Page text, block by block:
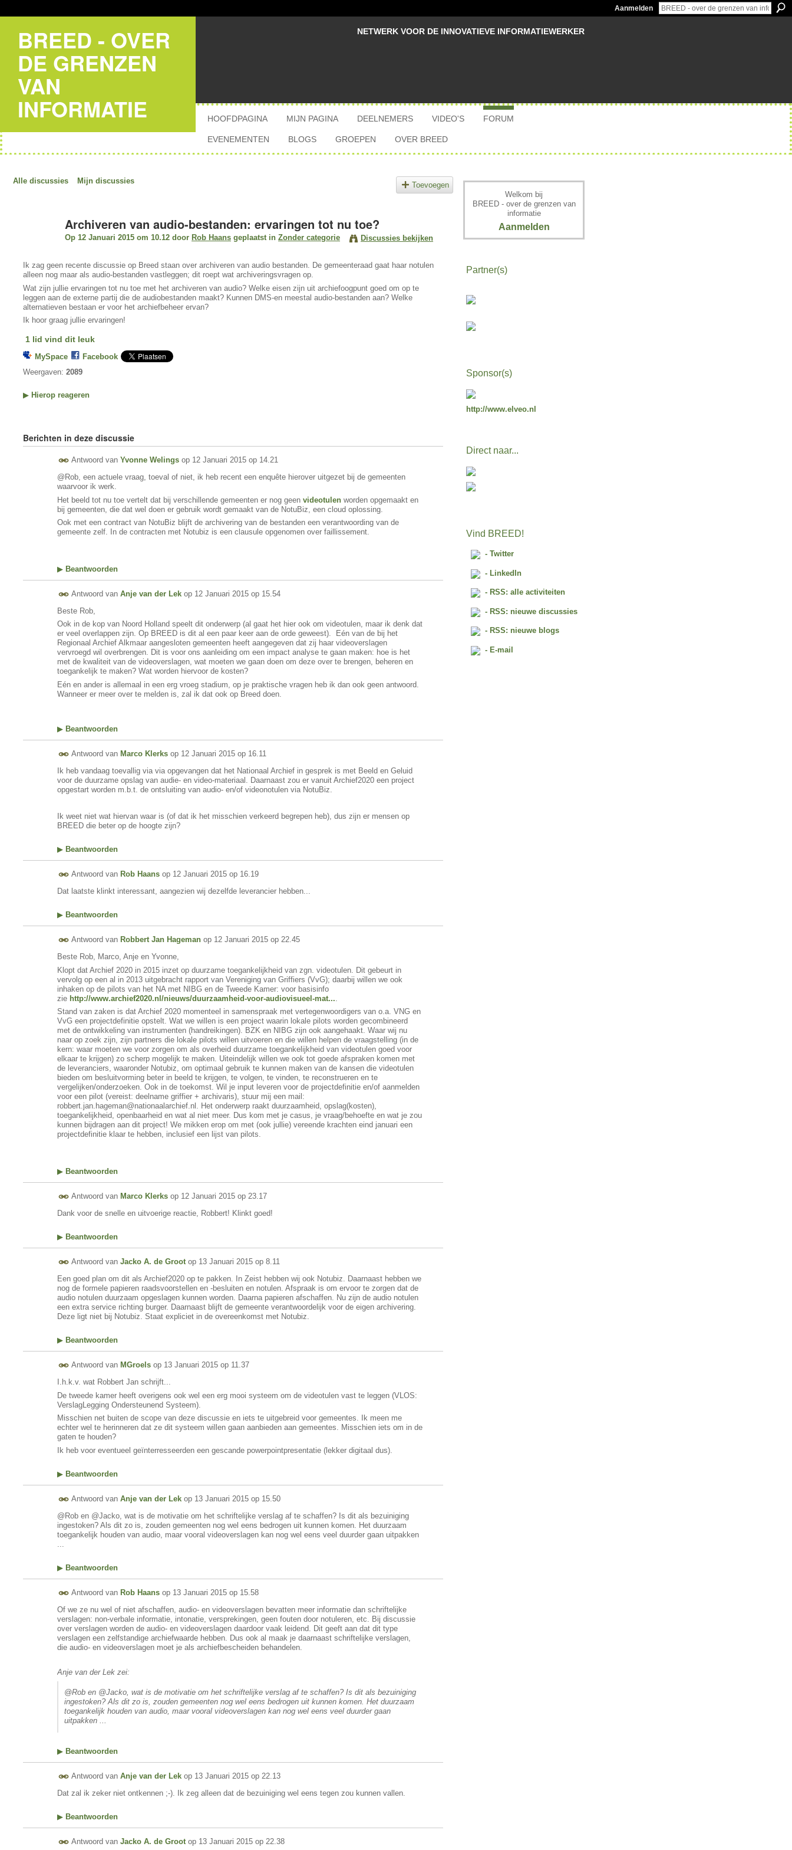
Aanmelden
BREED - OVER
DE GRENZEN
VAN
INFORMATIE
NETWERK VOOR DE INNOVATIEVE INFORMATIEWERKER
HOOFDPAGINA MIJN PAGINA DEELNEMERS VIDEO'S FORUM
EVENEMENTEN BLOGS GROEPEN OVER BREED
Alle discussies Mijn discussies Toevoegen
Archiveren van audio-bestanden: ervaringen tot nu toe?
Op 12 Januari 2015 om 10.12 door Rob Haans geplaatst in Zonder categorie Discussies bekijken
Ik zag geen recente discussie op Breed staan over archiveren van audio bestanden. De gemeenteraad gaat haar notulen
alleen nog maar als audio-bestanden vastleggen; dit roept wat archiveringsvragen op.
Wat zijn jullie ervaringen tot nu toe met het archiveren van audio? Welke eisen zijn uit archiefoogpunt goed om op te
leggen aan de externe partij die de audiobestanden maakt? Kunnen DMS-en meestal audio-bestanden aan? Welke
alternatieven bestaan er voor het archiefbeheer ervan?
Ik hoor graag jullie ervaringen!
1 lid vind dit leuk
MySpace
Facebook
Weergaven: 2089
▶ Hierop reageren
Berichten in deze discussie
Antwoord van Yvonne Welings op 12 Januari 2015 op 14.21
@Rob, een actuele vraag, toeval of niet, ik heb recent een enquête hierover uitgezet bij de gemeenten
waarvoor ik werk.
Het beeld tot nu toe vertelt dat bij verschillende gemeenten er nog geen videotulen worden opgemaakt en
bij gemeenten, die dat wel doen er gebruik wordt gemaakt van de NotuBiz, een cloud oplossing.
Ook met een contract van NotuBiz blijft de archivering van de bestanden een verantwoording van de
gemeente zelf. In de contracten met Notubiz is een clausule opgenomen over faillissement.
▶ Beantwoorden
Antwoord van Anje van der Lek op 12 Januari 2015 op 15.54
Beste Rob,
Ook in de kop van Noord Holland speelt dit onderwerp (al gaat het hier ook om videotulen, maar ik denk dat
er veel overlappen zijn. Op BREED is dit al een paar keer aan de orde geweest). Eén van de bij het
Regionaal Archief Alkmaar aangesloten gemeenten heeft aangegeven dat zij haar videoverslagen
vervroegd wil overbrengen. Dit is voor ons aanleiding om een impact analyse te gaan maken: hoe is het
met de kwaliteit van de videoverslagen, wat moeten we gaan doen om deze over te brengen, beheren en
toegankelijk te maken? Wat worden hiervoor de kosten?
Eén en ander is allemaal in een erg vroeg stadium, op je praktische vragen heb ik dan ook geen antwoord.
Wanneer er meer over te melden is, zal ik dat ook op Breed doen.
▶ Beantwoorden
Antwoord van Marco Klerks op 12 Januari 2015 op 16.11
Ik heb vandaag toevallig via via opgevangen dat het Nationaal Archief in gesprek is met Beeld en Geluid
voor de duurzame opslag van audie- en video-materiaal. Daarnaast zou er vanuit Archief2020 een project
opgestart worden m.b.t. de ontsluiting van audio- en/of videonotulen via NotuBiz.
Ik weet niet wat hiervan waar is (of dat ik het misschien verkeerd begrepen heb), dus zijn er mensen op
BREED die beter op de hoogte zijn?
▶ Beantwoorden
Antwoord van Rob Haans op 12 Januari 2015 op 16.19
Dat laatste klinkt interessant, aangezien wij dezelfde leverancier hebben...
▶ Beantwoorden
Antwoord van Robbert Jan Hageman op 12 Januari 2015 op 22.45
Beste Rob, Marco, Anje en Yvonne,
Klopt dat Archief 2020 in 2015 inzet op duurzame toegankelijkheid van zgn. videotulen. Dit gebeurt in
vervolg op een al in 2013 uitgebracht rapport van Vereniging van Griffiers (VvG); daarbij willen we ook
inhaken op de pilots van het NA met NIBG en de Tweede Kamer: voor basisinfo
zie http://www.archief2020.nl/nieuws/duurzaamheid-voor-audiovisueel-mat...
Stand van zaken is dat Archief 2020 momenteel in samenspraak met vertegenwoordigers van o.a. VNG en
VvG een projectdefinitie opstelt. Wat we willen is een project waarin lokale pilots worden gecombineerd
met de ontwikkeling van instrumenten (handreikingen). BZK en NIBG zijn ook aangehaakt. Waar wij nu
naar op zoek zijn, zijn partners die lokale pilots willen uitvoeren en die willen helpen de vraagstelling (in de
kern: waar moeten we voor zorgen om als overheid duurzame toegankelijkheid van videotulen goed voor
elkaar te krijgen) zo scherp mogelijk te maken. Uiteindelijk willen we ook tot goede afspraken komen met
de leveranciers, waaronder Notubiz, om optimaal gebruik te kunnen maken van de kansen die videotulen
bieden om besluitvorming beter in beeld te krijgen, te volgen, te vinden, te reconstrueren en te
vergelijken/onderzoeken. Ook in de toekomst. Wil je input leveren voor de projectdefinitie en/of aanmelden
voor een pilot (vereist: deelname griffier + archivaris), stuur mij een mail:
robbert.jan.hageman@nationaalarchief.nl. Het onderwerp raakt duurzaamheid, opslag(kosten),
toegankelijkheid, openbaarheid en wat al niet meer. Dus kom met je casus, je vraag/behoefte en wat je zou
kunnen bijdragen aan dit project! We mikken erop om met (ook jullie) vereende krachten eind januari een
projectdefinitie klaar te hebben, inclusief een lijst van pilots.
▶ Beantwoorden
Antwoord van Marco Klerks op 12 Januari 2015 op 23.17
Dank voor de snelle en uitvoerige reactie, Robbert! Klinkt goed!
▶ Beantwoorden
Antwoord van Jacko A. de Grootop 13 Januari 2015 op 8.11
Een goed plan om dit als Archief2020 op te pakken. In Zeist hebben wij ook Notubiz. Daarnaast hebben we
nog de formele papieren raadsvoorstellen en -besluiten en notulen. Afspraak is om ervoor te zorgen dat de
audio notulen duurzaam opgeslagen kunnen worden. Daarna papieren afschaffen. Nu zijn de audio notulen
een extra service richting burger. Daarnaast blijft de gemeente verantwoordelijk voor de eigen archivering.
Deze ligt niet bij Notubiz. Staat expliciet in de overeenkomst met Notubiz.
▶ Beantwoorden
Antwoord van MGroels op 13 Januari 2015 op 11.37
I.h.k.v. wat Robbert Jan schrijft...
De tweede kamer heeft overigens ook wel een erg mooi systeem om de videotulen vast te leggen (VLOS:
VerslagLegging Ondersteunend Systeem).
Misschien net buiten de scope van deze discussie en iets te uitgebreid voor gemeentes. Ik meen me
echter wel te herinneren dat ze dit systeem willen gaan aanbieden aan gemeentes. Misschien iets om in de
gaten te houden?
Ik heb voor eventueel geïnterresseerden een gescande powerpointpresentatie (lekker digitaal dus).
▶ Beantwoorden
Antwoord van Anje van der Lek op 13 Januari 2015 op 15.50
@Rob en @Jacko, wat is de motivatie om het schriftelijke verslag af te schaffen? Is dit als bezuiniging
ingestoken? Als dit zo is, zouden gemeenten nog wel eens bedrogen uit kunnen komen. Het duurzaam
toegankelijk houden van audio, maar vooral videoverslagen kan nog wel eens veel duurder gaan uitpakken
▶ Beantwoorden
Antwoord van Rob Haans op 13 Januari 2015 op 15.58
Of we ze nu wel of niet afschaffen, audio- en videoverslagen bevatten meer informatie dan schriftelijke
verslagen: non-verbale informatie, intonatie, versprekingen, geen fouten door notuleren, etc. Bij discussie
over verslagen worden de audio- en videoverslagen daardoor vaak leidend. Dit geeft aan dat dit type
verslagen een zelfstandige archiefwaarde hebben. Dus ook al maak je daarnaast schriftelijke verslagen,
die audio- en videoverslagen moet je als archiefbescheiden behandelen.
Anje van der Lek zei:
@Rob en @Jacko, wat is de motivatie om het schriftelijke verslag af te schaffen? Is dit als bezuiniging
ingestoken? Als dit zo is, zouden gemeenten nog wel eens bedrogen uit kunnen komen. Het duurzaam
toegankelijk houden van audio, maar vooral videoverslagen kan nog wel eens veel duurder gaan
uitpakken ...
▶ Beantwoorden
Antwoord van Anje van der Lek op 13 Januari 2015 op 22.13
Dat zal ik zeker niet ontkennen ;-). Ik zeg alleen dat de bezuiniging wel eens tegen zou kunnen vallen.
▶ Beantwoorden
Antwoord van Jacko A. de Groot op 13 Januari 2015 op 22.38
Welkom bij
BREED - over de grenzen van
informatie
Aanmelden
Partner(s)
Sponsor(s)
http://www.elveo.nl
Direct naar...
Vind BREED!
- Twitter
- LinkedIn
- RSS: alle activiteiten
- RSS: nieuwe discussies
- RSS: nieuwe blogs
- E-mail